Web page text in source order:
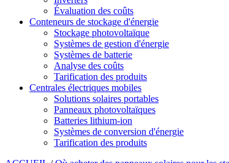
Évaluation des coûts
Conteneurs de stockage d'énergie
Stockage photovoltaïque
Systèmes de gestion d'énergie
Systèmes de batterie
Analyse des coûts
Tarification des produits
Centrales électriques mobiles
Solutions solaires portables
Panneaux photovoltaïques
Batteries lithium-ion
Systèmes de conversion d'énergie
Tarification des produits